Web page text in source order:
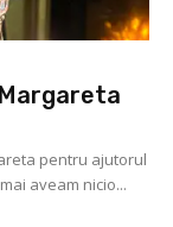
pentru ajutorul
aveam nicio...